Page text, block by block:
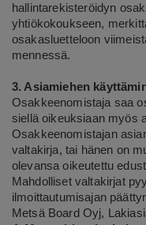
hallintarekisteröidyn
yhtiökokoukseen,
osakasluetteloon
mennessä.
3. Asiamiehen
Osakkeenomistaja saa
siellä oikeuksiaan myös
Osakkeenomistajan
valtakirja, tai hänen on
olevansa oikeutettu
Mahdolliset valtakirjat
ilmoittautumisajan
Metsä Board Oyj,